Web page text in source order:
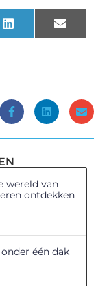
LinkedInEmail
wereld van
ontdekken
één dak